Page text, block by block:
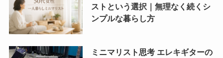
ストという選択｜無理なく続くシ
ンプルな暮らし方
ミニマリスト思考 エレキギターの